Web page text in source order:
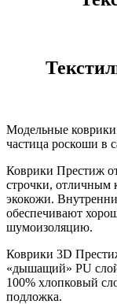
Модельные коврики
частица роскоши в
Коврики Престиж
строчки, отличным
экокожи.
обеспечивают
шумоизоляцию.
Коврики 3D
«дышащий» PU
100% хлопковый
подложка.